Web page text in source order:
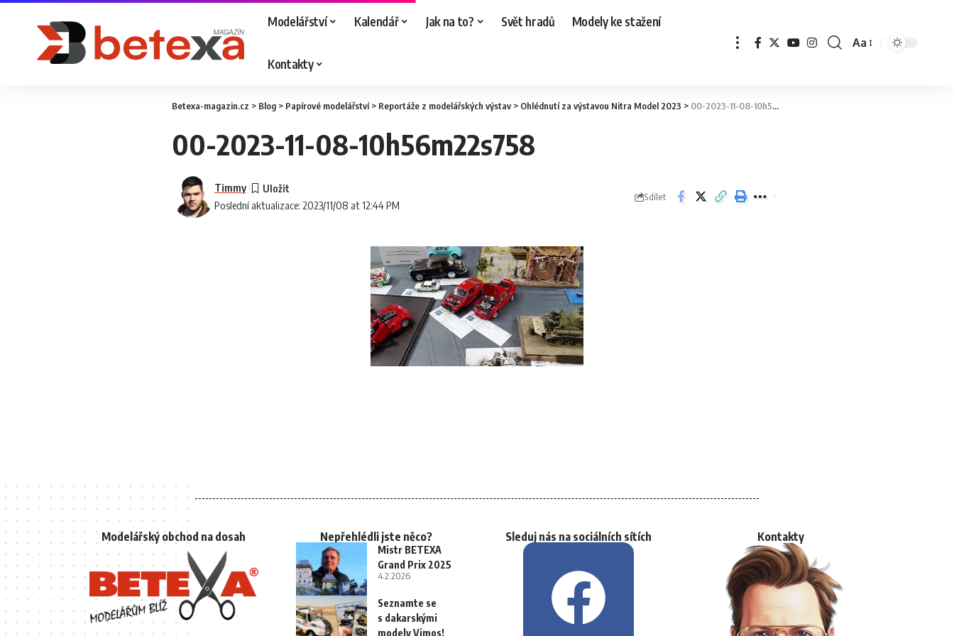
Modelářství Kalendář Jak na to? Svět hradů Modely ke stažení
Kontakty
Aa
Betexa-magazin.cz > Blog > Papírové modelářství> Reportáže z modelářských výstav> Ohlédnutí za výstavou Nitra Model 2023 > 00-2023-11-08-10h56m22s758
00-2023-11-08-10h56m22s758
Poslední aktualizace: 2023/11/08 at 12:44 PM
Timmy
Sdílet
Modelářský obchod na dosah Nepřehlédli jste něco?
Mistr BETEXA
Grand Prix 2025
4.2.2026
Seznamte se
s dakarskými
modely Vimos!
Sleduj nás na sociálních sítích Kontakty